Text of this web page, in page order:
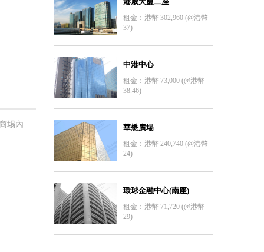
埸內
租金：港幣 302,960 (@港幣
37)
中港中心
租金：港幣 73,000 (@港幣
38.46)
華懋廣場
租金：港幣 240,740 (@港幣
24)
環球金融中心(南座)
租金：港幣 71,720 (@港幣
29)